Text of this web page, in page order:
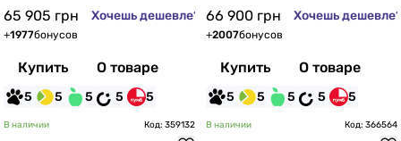
65 905 грн Хочешь дешевле?
+1977бонусов
Купить О товаре
5 5 5 5 5
66 900 грн Хочешь
+2007бонусов
Купить О товаре
5 5 5 5 5
В наличии Код: 359132 В наличии Код: 366564